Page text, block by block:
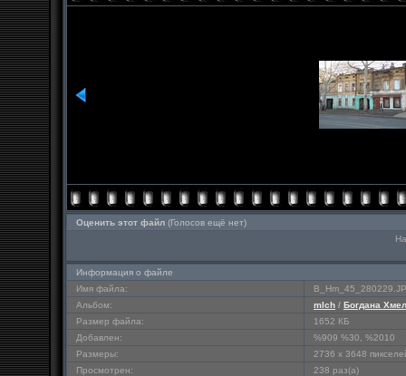
Оценить этот файл (Голосов ещё нет)
Информация о файле
Имя файла:
Альбом:
mlch / Богдана
Размер файла:
1652 КБ
Добавлен:
%909 %30, %2010
Размеры:
2736 x 3648
Просмотрен:
238 раз(а)